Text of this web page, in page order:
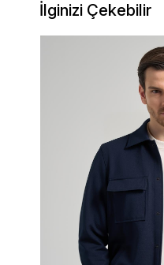
İlginizi Çekebilir